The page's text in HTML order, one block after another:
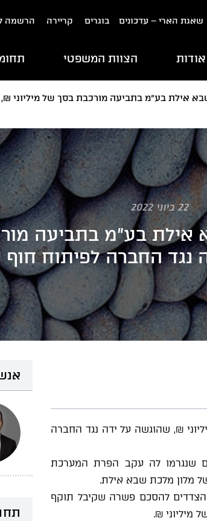
שאגת הארי – עדכונים בוגרים קריירה הרשמה
אודות הצוות המשפטי
אילת בע"מ בתביעה מורכבת בסך של מיליוני
22 ביוני 2022
אילת בע"מ בתביעה
נגד החברה לפיתוח
₪, שהוגשה על ידה נגד החברה
שנגרמו לה עקב הפרת המערכת
מלון מלכת שבא אילת.
הצדדים להסכם פשרה שקיבל תוקף
מיליוני ₪.